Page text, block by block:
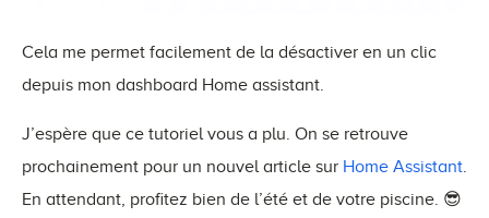
Cela me permet facilement de la désactiver en un clic
depuis mon dashboard Home assistant.
J’espère que ce tutoriel vous a plu. On se retrouve
prochainement pour un nouvel article sur Home Assistant.
En attendant, profitez bien de l’été et de votre piscine. 😎